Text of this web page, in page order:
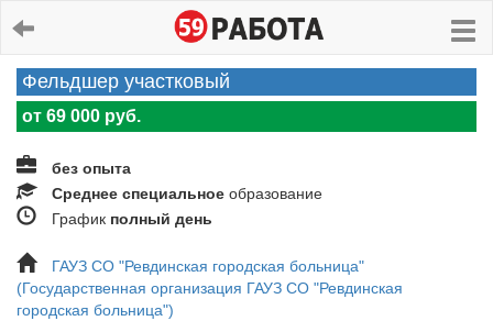
Фельдшер участковый
от 69 000 руб.
без опыта
Среднее специальное образование
График полный день
ГАУЗ СО "Ревдинская городская больница"
(Государственная организация ГАУЗ СО "Ревдинская
городская больница")